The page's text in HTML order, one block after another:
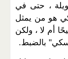
، حتى في
هو من يمثل
أم لا ، ولكن
بالضبط.